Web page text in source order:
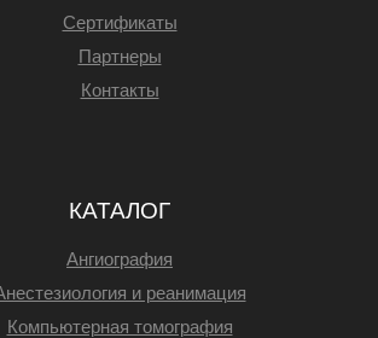
Сертификаты
Партнеры
Контакты
КАТАЛОГ
Ангиография
и реанимация
Компьютерная томография